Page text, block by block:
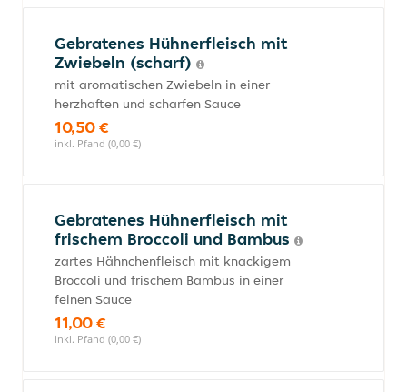
Gebratenes Hühnerfleisch mit
Zwiebeln (scharf)
mit aromatischen Zwiebeln in einer
herzhaften und scharfen Sauce
10,50 €
inkl. Pfand (0,00 €)
Gebratenes Hühnerfleisch mit
frischem Broccoli und Bambus
zartes Hähnchenfleisch mit knackigem
Broccoli und frischem Bambus in einer
feinen Sauce
11,00 €
inkl. Pfand (0,00 €)